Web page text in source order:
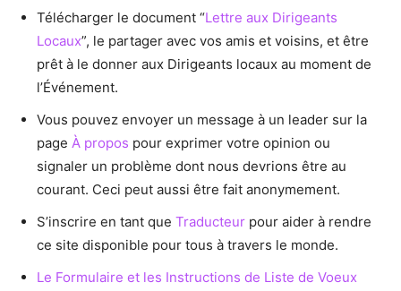
Télécharger le document “Lettre aux Dirigeants
Locaux”, le partager avec vos amis et voisins, et être
prêt à le donner aux Dirigeants locaux au moment de
l’Événement.
Vous pouvez envoyer un message à un leader sur la
page À propos pour exprimer votre opinion ou
signaler un problème dont nous devrions être au
courant. Ceci peut aussi être fait anonymement.
S’inscrire en tant que Traducteur pour aider à rendre
ce site disponible pour tous à travers le monde.
Le Formulaire et les Instructions de Liste de Voeux